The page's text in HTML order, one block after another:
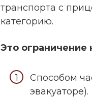
транспорта с
категорию.
Это ограничение
Способом
эвакуаторе).